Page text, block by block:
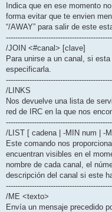
Indica que en ese momento
forma evitar que te envien
“/AWAY” para salir de este
/JOIN <#canal> [clave]
Para unirse a un canal, si
especificarla.
/LINKS
Nos devuelve una lista de
red de IRC en la que nos
/LIST [ cadena | -MIN num | -
Este comando nos
encuentran visibles en el
nombre de cada canal, el
descripción del canal si este
/ME <texto>
Envía un mensaje precedido